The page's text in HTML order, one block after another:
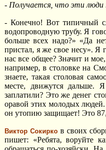
- Получается, что эти люди
- Конечно! Вот типичный
водопроводную трубу. Я
больше всех надо?» «Да
пристал, я же свое несу». Я
нас все общее? Значит и
например, в столовке на
знаете, такая столовая
месте, движутся дальше.
заплатили? Это же денег
оравой этих молодых
он утопию защищает! Это 87,
Виктор Сокирко в своих
пишет: «Ребята, воруйте